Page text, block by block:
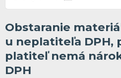
Obstaranie
u neplatiteľa DPH,
platiteľ nemá
DPH